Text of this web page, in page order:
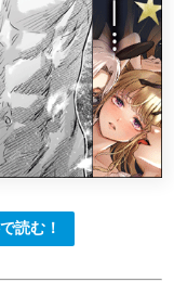
読む！